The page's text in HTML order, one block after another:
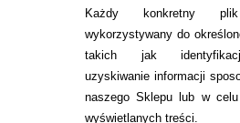
Każdy konkretny
wykorzystywany do
takich jak
uzyskiwanie informacji
naszego Sklepu lub w celu
wyświetlanych treści.
INFORMACJE